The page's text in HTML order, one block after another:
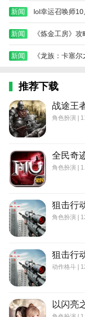
1、首先我们进
2、接下来在显
或者是出售房子就
3、打开浏览器
4、当我们选择
购买，在这里大家
5、当我们购买
子门前，这就说明
二、怎么卖房子
卖房子和买房
要满足一些必要条
卖房子条件：
操作步骤：
1、先去其中一
办公室的直接下一
2、然后去要卖
3、最后按下回
新闻 lol幸运召唤师10
新闻 《炼金工房》
新闻 《龙族：卡塞
推荐下载
战途王
角色扮演 |
全民奇
角色扮演 |
狙击行
角色扮演 |
狙击行
动作格斗 |
以闪亮